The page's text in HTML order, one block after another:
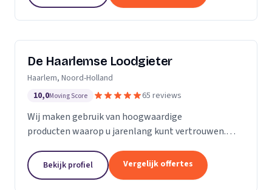
De Haarlemse Loodgieter
Haarlem, Noord-Holland
10,0Moving Score 65 reviews
Wij maken gebruik van hoogwaardige
producten waarop u jarenlang kunt vertrouwen.
uur per dag in om u van dienst te zijn. Want uw
wooncomfort verdient...
Bekijk profiel Vergelijk offertes